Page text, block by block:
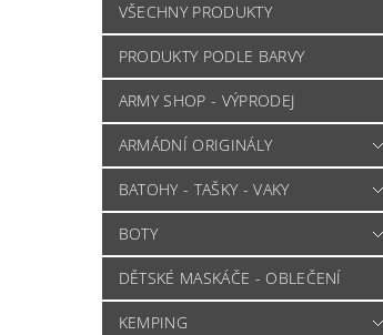
VŠECHNY PRODUKTY
PRODUKTY PODLE BARVY
ARMY SHOP - VÝPRODEJ
ARMÁDNÍ ORIGINÁLY
BATOHY - TAŠKY - VAKY
BOTY
DĚTSKÉ MASKÁČE - OBLEČENÍ
KEMPING